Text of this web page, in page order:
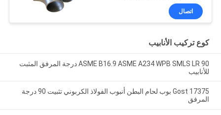
اتصال
كوع تركيب الأنابيب
ASME B16.9 ASME A234 WPB SMLS LR 90 درجة المرفق المثبت
للأنابيب
Gost 17375 بوب لحام البطن أنبوب الفولاذ الكربوني تثبيت 90 درجة
المرفق